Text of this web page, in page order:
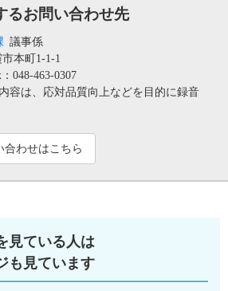
るお問い合わせ先
議事係
本町1-1-1
：048-463-0307
容は、応対品質向上などを目的に録音
合わせはこちら
見ている人は
も見ています